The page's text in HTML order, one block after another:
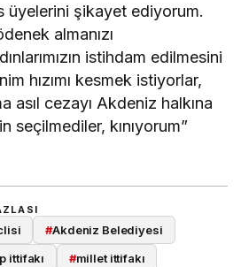
üyelerini şikayet ediyorum.
almanızı
istihdam edilmesini
hızımı kesmek istiyorlar,
asıl cezayı Akdeniz halkına
seçilmediler, kınıyorum”
#Akdeniz Belediyesi
ittifakı #millet ittifakı